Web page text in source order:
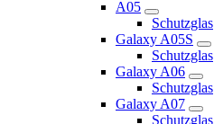
A05
Schutzglas
Galaxy A05S
Schutzglas
Galaxy A06
Schutzglas
Galaxy A07
Schutzglas